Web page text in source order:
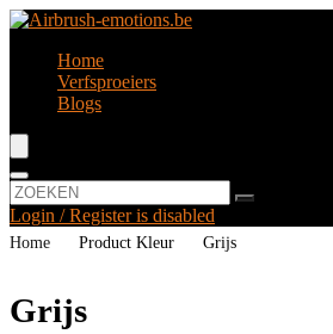
Home
Verfsproeiers
Blogs
Login / Register is disabled
Home Product Kleur ‎Grijs
‎Grijs